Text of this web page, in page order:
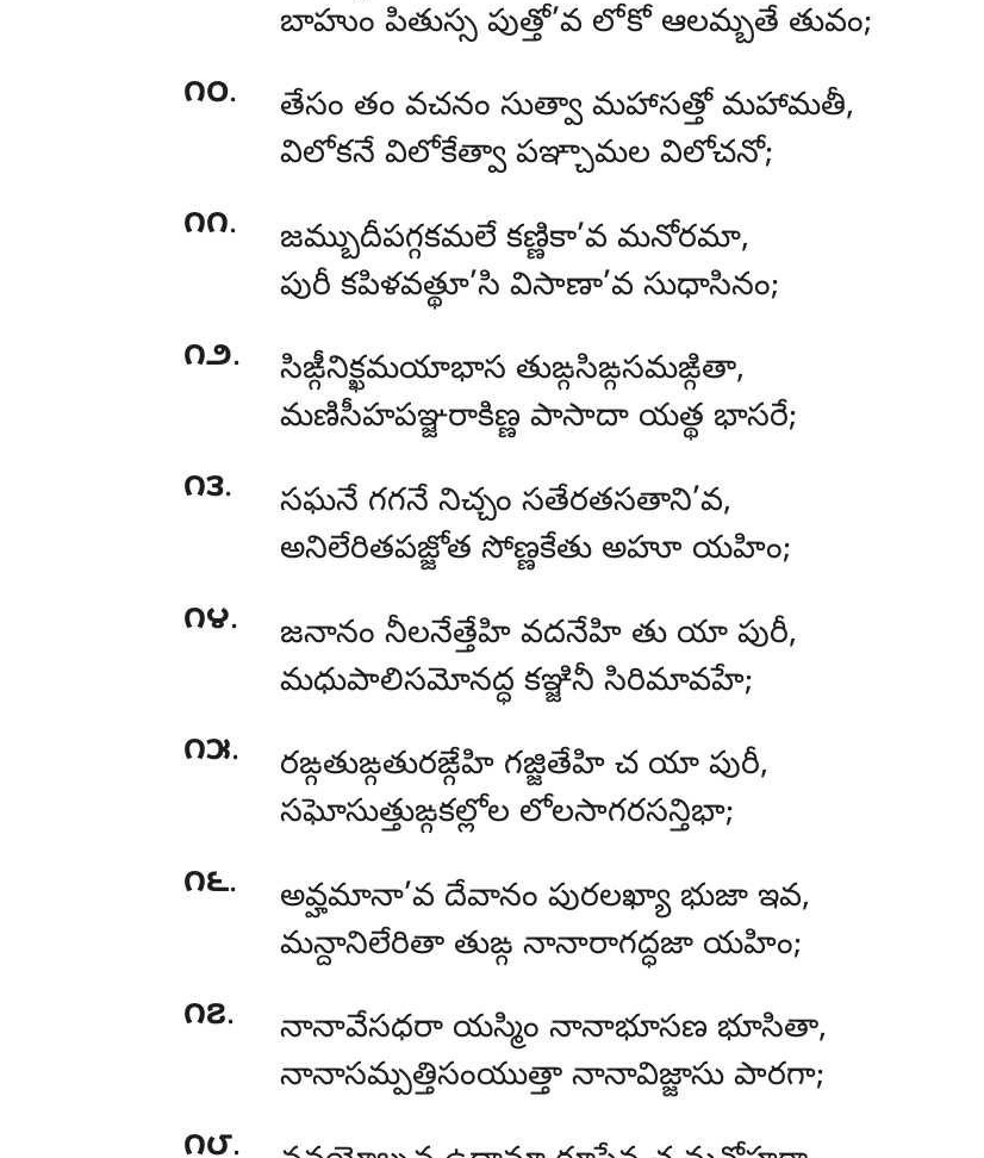
బాహుం పితుస్స పుత్తో’వ లోకో ఆలమ్బతే తువం;
౧౦.
తేసం తం వచనం సుత్వా మహాసత్తో మహామతీ,
విలోకనే విలోకేత్వా పఞ్చామల విలోచనో;
౧౧.
జమ్బుదీపగ్గకమలే కణ్ణికా’వ మనోరమా,
పురీ కపిళవత్థూ’సి విసాణా’వ సుధాసినం;
౧౨.
సిఙ్గీనిక్ఖమయాభాస తుఙ్గసిఙ్గసమఙ్గితా,
మణిసీహపఞ్జరాకిణ్ణ పాసాదా యత్థ భాసరే;
౧౩.
సఘనే గగనే నిచ్చం సతేరతసతాని’వ,
అనిలేరితపజ్జోత సోణ్ణకేతు అహూ యహిం;
౧౪.
జనానం నీలనేత్తేహి వదనేహి తు యా పురీ,
మధుపాలిసమోనద్ధ కఞ్జినీ సిరిమావహే;
౧౫.
రఙ్గతుఙ్గతురఙ్గేహి గజ్జితేహి చ యా పురీ,
సఘోసుత్తుఙ్గకల్లోల లోలసాగరసన్తిభా;
౧౬.
అవ్హమానా’వ దేవానం పురలఖ్యా భుజా ఇవ,
మన్దానిలేరితా తుఙ్గ నానారాగద్ధజా యహిం;
౧౭.
నానావేసధరా యస్మిం నానాభూసణ భూసితా,
నానాసమ్పత్తిసంయుత్తా నానావిజ్జాసు పారగా;
౧౮.